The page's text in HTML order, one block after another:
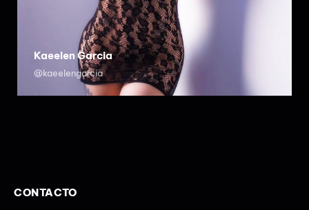
Kaeelen Garcia
@kaeelengarcia
CONTACTO